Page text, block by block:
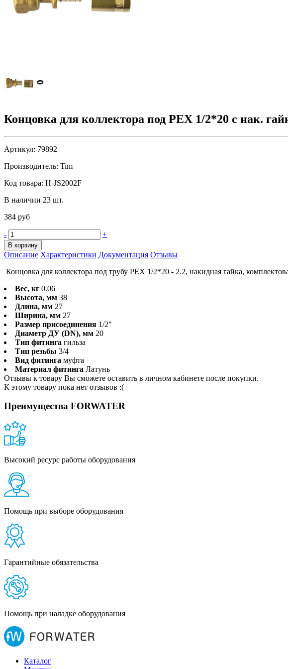
Концовка для коллектора под PEX 1/2*20 с нак.
Артикул: 79892
Производитель: Tim
Код товара: H-JS2002F
В наличии 23 шт.
384 руб
- +
В корзину
Описание Характеристики Документация Отзывы
Концовка для коллектора под трубу PEX 1/2*20 - 2.2, накидная гайка,
Вес, кг 0.06
Высота, мм 38
Длина, мм 27
Ширина, мм 27
Размер присоединения 1/2"
Диаметр ДУ (DN), мм 20
Тип фитинга гильза
Тип резьбы 3/4
Вид фитинга муфта
Материал фитинга Латунь
Отзывы к товару Вы сможете оставить в личном кабинете после покупки.
К этому товару пока нет отзывов :(
Преимущества FORWATER
Высокий ресурс работы оборудования
Помощь при выборе оборудования
Гарантийные обязательства
Помощь при наладке оборудования
Каталог